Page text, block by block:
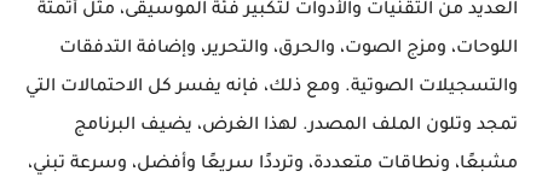
العديد من التقنيات والأدوات لتكبير فئة الموسيقى، مثل أتمتة
اللوحات، ومزج الصوت، والحرق، والتحرير، وإضافة التدفقات
والتسجيلات الصوتية. ومع ذلك، فإنه يفسر كل الاحتمالات التي
تمجد وتلون الملف المصدر. لهذا الغرض، يضيف البرنامج
مشبعًا، ونطاقات متعددة، وترددًا سريعًا وأفضل، وسرعة تبني،